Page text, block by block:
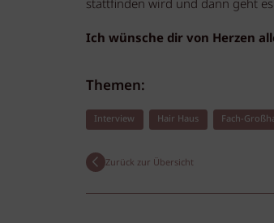
stattfinden wird und dann geht
Ich wünsche dir von Herzen
Themen:
Interview Hair Haus Fach-
Zurück zur Übersicht